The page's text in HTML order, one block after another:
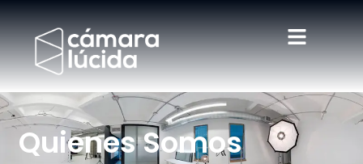
Quienes Somos